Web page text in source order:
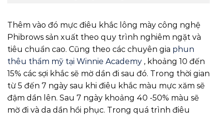
Thêm vào đó mực điêu khắc lông mày công nghệ
Phibrows sản xuất theo quy trình nghiêm ngặt và
tiêu chuẩn cao. Cũng theo các chuyên gia phun
thêu thẩm mỹ tại Winnie Academy , khoảng 10 đến
15% các sợi khắc sẽ mờ dần đi sau đó. Trong thời gian
từ 5 đến 7 ngày sau khi điêu khắc màu mực xăm sẽ
đậm dần lên. Sau 7 ngày khoảng 40 -50% màu sẽ
mờ đi và da dần hồi phục. Trong quá trình điêu